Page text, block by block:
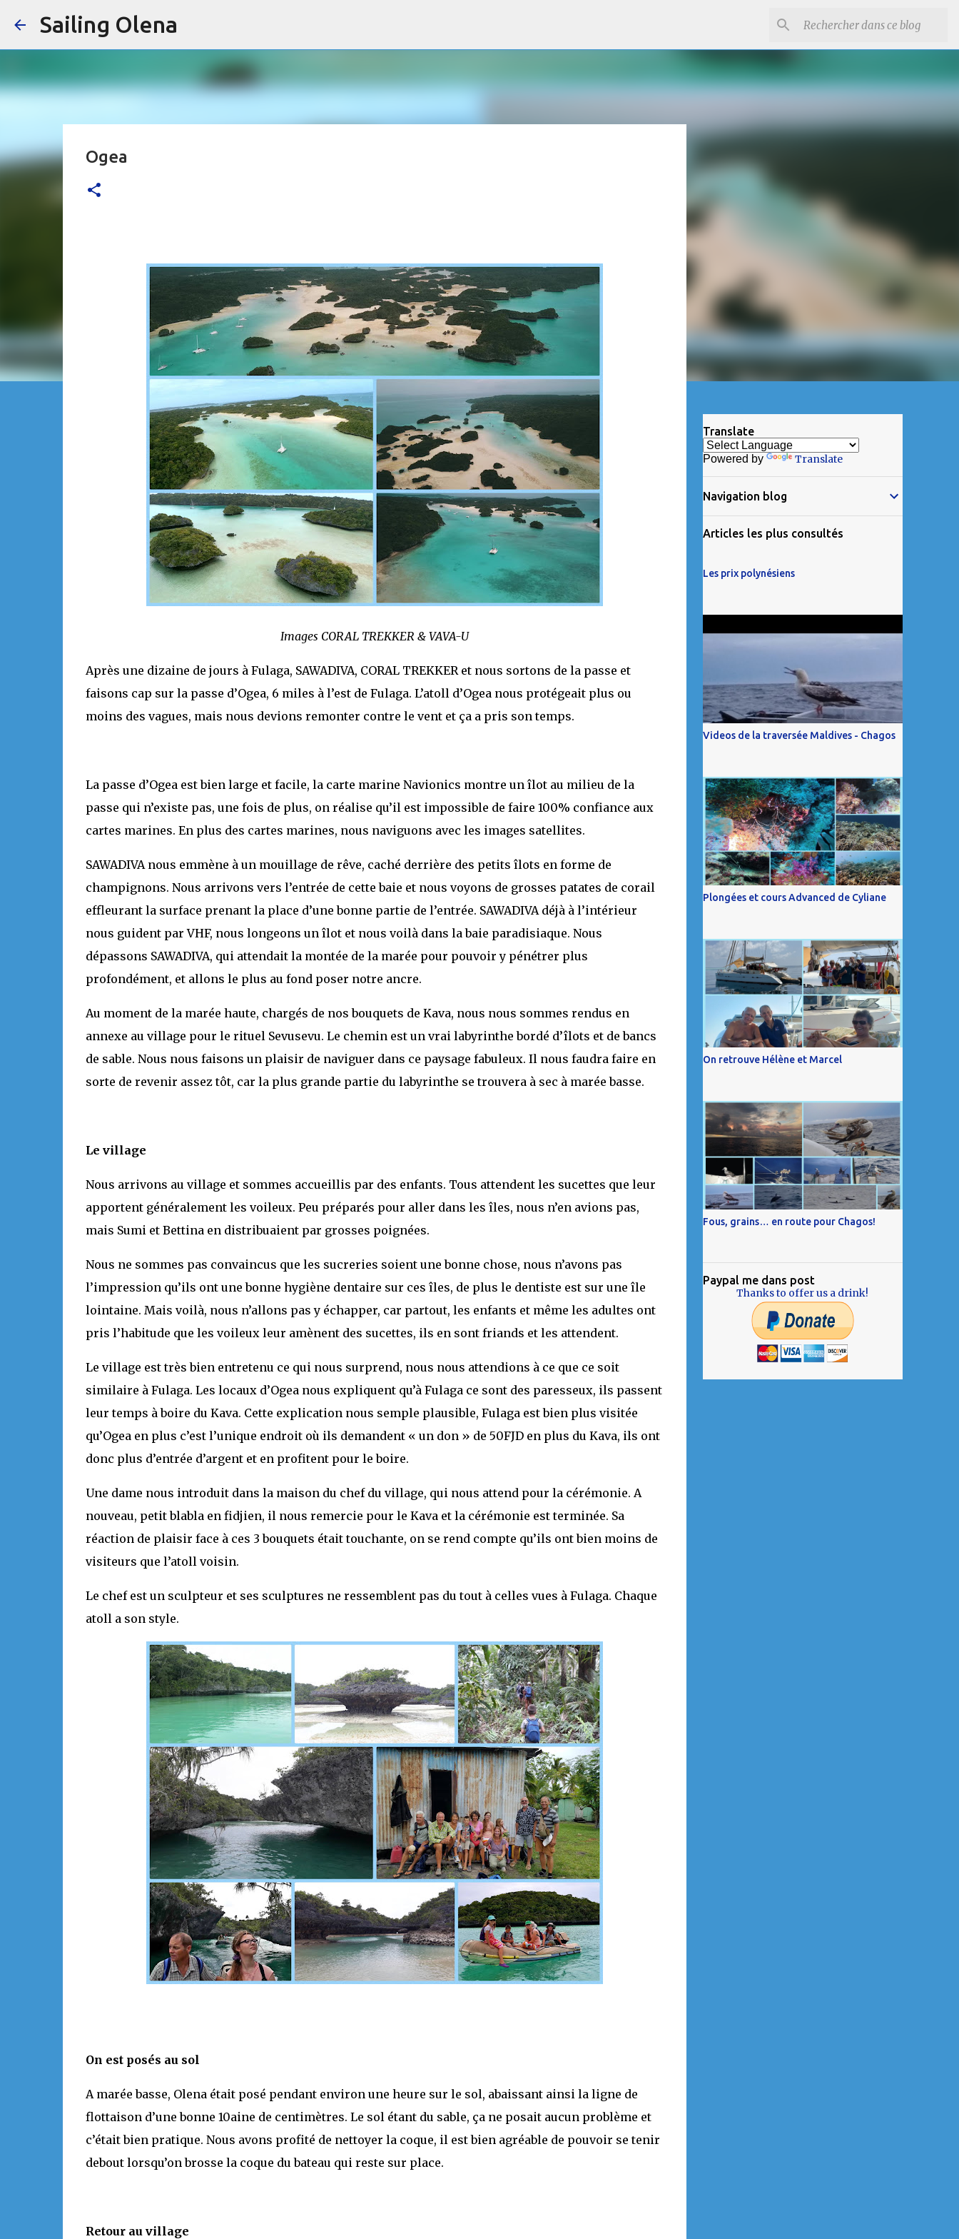
Sailing Olena
Ogea
Images CORAL TREKKER & VAVA-U
Après une dizaine de jours à Fulaga, SAWADIVA, CORAL TREKKER et nous sortons de la passe et
faisons cap sur la passe d’Ogea, 6 miles à l’est de Fulaga. L’atoll d’Ogea nous protégeait plus ou
moins des vagues, mais nous devions remonter contre le vent et ça a pris son temps.
La passe d’Ogea est bien large et facile, la carte marine Navionics montre un îlot au milieu de la
passe qui n’existe pas, une fois de plus, on réalise qu’il est impossible de faire 100% confiance aux
cartes marines. En plus des cartes marines, nous naviguons avec les images satellites.
SAWADIVA nous emmène à un mouillage de rêve, caché derrière des petits îlots en forme de
champignons. Nous arrivons vers l’entrée de cette baie et nous voyons de grosses patates de corail
effleurant la surface prenant la place d’une bonne partie de l’entrée. SAWADIVA déjà à l’intérieur
nous guident par VHF, nous longeons un îlot et nous voilà dans la baie paradisiaque. Nous
dépassons SAWADIVA, qui attendait la montée de la marée pour pouvoir y pénétrer plus
profondément, et allons le plus au fond poser notre ancre.
Au moment de la marée haute, chargés de nos bouquets de Kava, nous nous sommes rendus en
annexe au village pour le rituel Sevusevu. Le chemin est un vrai labyrinthe bordé d’îlots et de bancs
de sable. Nous nous faisons un plaisir de naviguer dans ce paysage fabuleux. Il nous faudra faire en
sorte de revenir assez tôt, car la plus grande partie du labyrinthe se trouvera à sec à marée basse.
Le village
Nous arrivons au village et sommes accueillis par des enfants. Tous attendent les sucettes que leur
apportent généralement les voileux. Peu préparés pour aller dans les îles, nous n’en avions pas,
mais Sumi et Bettina en distribuaient par grosses poignées.
Nous ne sommes pas convaincus que les sucreries soient une bonne chose, nous n’avons pas
l’impression qu’ils ont une bonne hygiène dentaire sur ces îles, de plus le dentiste est sur une île
lointaine. Mais voilà, nous n’allons pas y échapper, car partout, les enfants et même les adultes ont
pris l’habitude que les voileux leur amènent des sucettes, ils en sont friands et les attendent.
Le village est très bien entretenu ce qui nous surprend, nous nous attendions à ce que ce soit
similaire à Fulaga. Les locaux d’Ogea nous expliquent qu’à Fulaga ce sont des paresseux, ils passent
leur temps à boire du Kava. Cette explication nous semple plausible, Fulaga est bien plus visitée
qu’Ogea en plus c’est l’unique endroit où ils demandent « un don » de 50FJD en plus du Kava, ils ont
donc plus d’entrée d’argent et en profitent pour le boire.
Une dame nous introduit dans la maison du chef du village, qui nous attend pour la cérémonie. A
nouveau, petit blabla en fidjien, il nous remercie pour le Kava et la cérémonie est terminée. Sa
réaction de plaisir face à ces 3 bouquets était touchante, on se rend compte qu’ils ont bien moins de
visiteurs que l’atoll voisin.
Le chef est un sculpteur et ses sculptures ne ressemblent pas du tout à celles vues à Fulaga. Chaque
atoll a son style.
On est posés au sol
A marée basse, Olena était posé pendant environ une heure sur le sol, abaissant ainsi la ligne de
flottaison d’une bonne 10aine de centimètres. Le sol étant du sable, ça ne posait aucun problème et
c’était bien pratique. Nous avons profité de nettoyer la coque, il est bien agréable de pouvoir se tenir
debout lorsqu’on brosse la coque du bateau qui reste sur place.
Retour au village
Translate
Powered by Translate
Navigation blog
Articles les plus consultés
Les prix polynésiens
Videos de la traversée Maldives - Chagos
Plongées et cours Advanced de Cyliane
On retrouve Hélène et Marcel
Fous, grains… en route pour Chagos!
Paypal me dans post
Thanks to offer us a drink!